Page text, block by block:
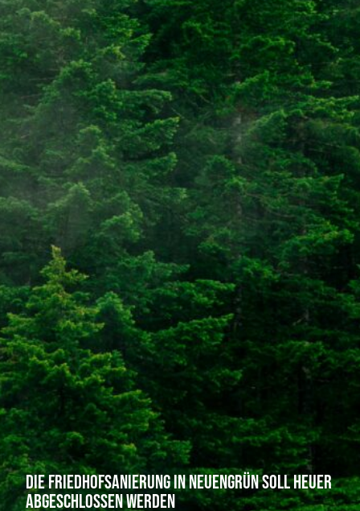
Die Friedhofsanierung in Neuengrün soll heuer
abgeschlossen werden